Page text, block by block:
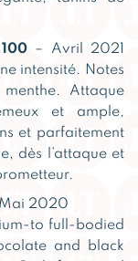
– Avril 2021
intensité. Notes
Attaque
et ample,
et parfaitement
dès l’attaque et
Mai 2020
to full-bodied
and black